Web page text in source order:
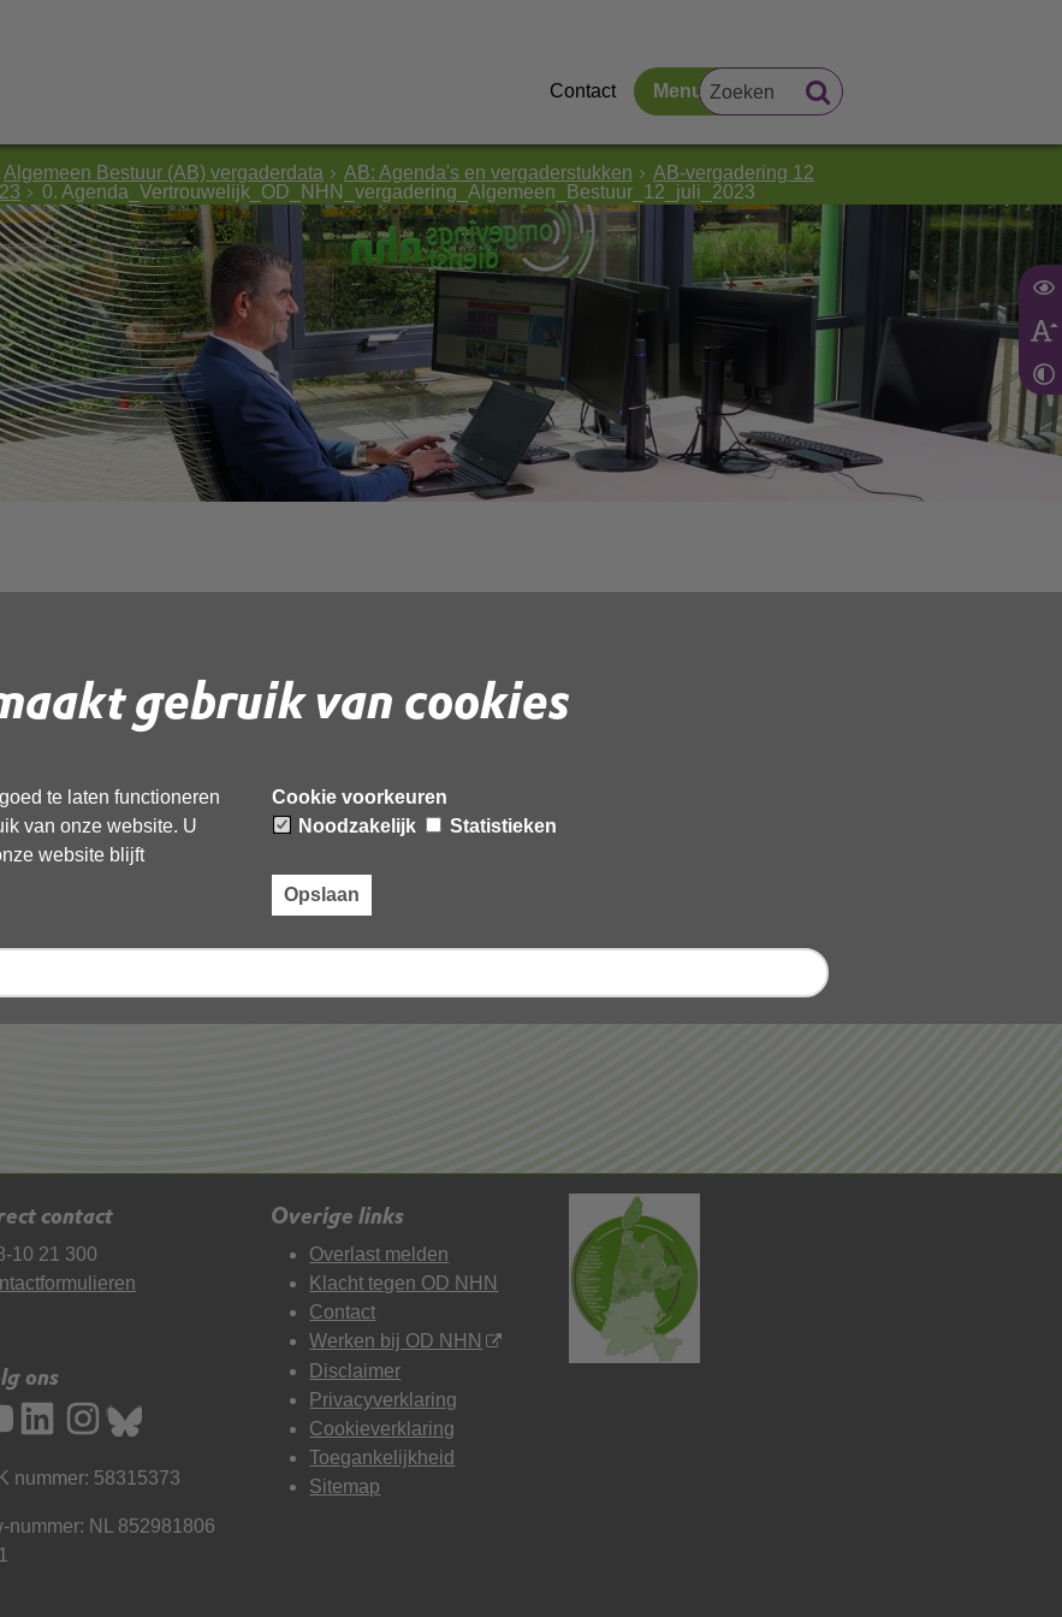
gebruik van cookies
te laten functioneren
van onze website. U
website blijft
Cookie voorkeuren
Noodzakelijk
Statistieken
Opslaan
Contact Menu
Algemeen Bestuur (AB) vergaderdata AB: Agenda's en vergaderstukken
AB-vergadering 12
0. Agenda_Vertrouwelijk_OD_NHN_vergadering_Algemeen_Bestuur_12_juli_2023
contact
10 21 300
ons
nummer: 58315373
nummer: NL 852981806
Overige links
Overlast melden
Klacht tegen OD NHN
Contact
Werken bij OD NHN
Disclaimer
Privacyverklaring
Cookieverklaring
Toegankelijkheid
Sitemap